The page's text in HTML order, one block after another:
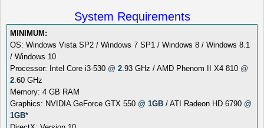
System Requirements
MINIMUM:
OS: Windows Vista SP2 / Windows 7 SP1 / Windows 8 / Windows 8.1
/ Windows 10
Processor: Intel Core i3-530 @ 2.93 GHz / AMD Phenom II X4 810 @
2.60 GHz
Memory: 4 GB RAM
Graphics: NVIDIA GeForce GTX 550 @ 1GB / ATI Radeon HD 6790 @
1GB*